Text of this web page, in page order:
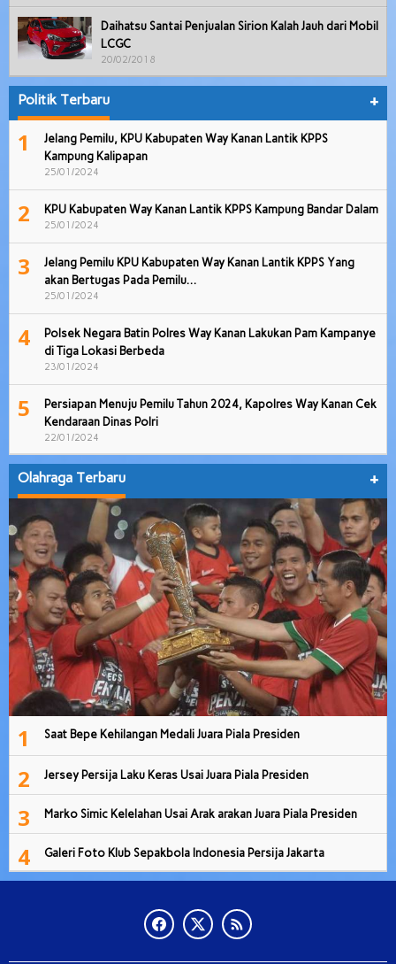
Daihatsu Santai Penjualan Sirion Kalah Jauh dari Mobil
LCGC
20/02/2018
Politik Terbaru +
1
Jelang Pemilu, KPU Kabupaten Way Kanan Lantik KPPS
Kampung Kalipapan
25/01/2024
2 KPU Kabupaten Way Kanan Lantik KPPS Kampung Bandar Dalam
25/01/2024
3
Jelang Pemilu KPU Kabupaten Way Kanan Lantik KPPS Yang
akan Bertugas Pada Pemilu…
25/01/2024
4
Polsek Negara Batin Polres Way Kanan Lakukan Pam Kampanye
di Tiga Lokasi Berbeda
23/01/2024
5
Persiapan Menuju Pemilu Tahun 2024, Kapolres Way Kanan Cek
Kendaraan Dinas Polri
22/01/2024
Olahraga Terbaru +
1 Saat Bepe Kehilangan Medali Juara Piala Presiden
2 Jersey Persija Laku Keras Usai Juara Piala Presiden
3 Marko Simic Kelelahan Usai Arak arakan Juara Piala Presiden
4 Galeri Foto Klub Sepakbola Indonesia Persija Jakarta